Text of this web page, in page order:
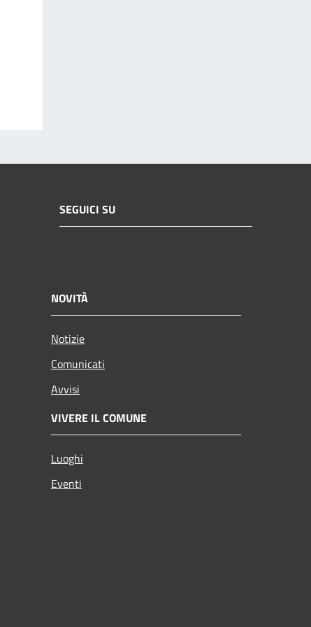
SEGUICI SU
NOVITÀ
Notizie
Comunicati
Avvisi
VIVERE IL COMUNE
Luoghi
Eventi